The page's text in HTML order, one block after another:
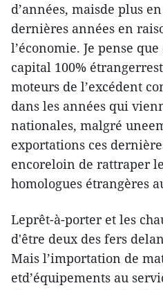
d’années, maisde plus
dernières années en
l’économie. Je pense
capital 100%
moteurs de l’excédent
dans les années qui
nationales, malgré
exportations ces
encoreloin de rattraper
homologues étrangères
Leprêt-à-porter et les
d'être deux des fers
Mais l’importation de
etd’équipements au